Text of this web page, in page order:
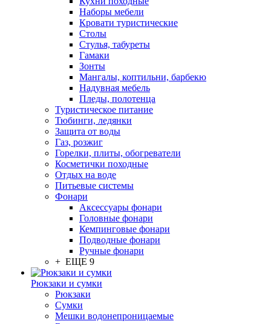
Наборы мебели
Кровати туристические
Столы
Стулья, табуреты
Гамаки
Зонты
Мангалы, коптильни, барбекю
Надувная мебель
Пледы, полотенца
Туристическое питание
Тюбинги, ледянки
Защита от воды
Газ, розжиг
Горелки, плиты, обогреватели
Косметички походные
Отдых на воде
Питьевые системы
Фонари
Аксессуары фонари
Головные фонари
Кемпинговые фонари
Подводные фонари
Ручные фонари
+ ЕЩЕ 9
Рюкзаки и сумки
Рюкзаки
Сумки
Мешки водонепроницаемые